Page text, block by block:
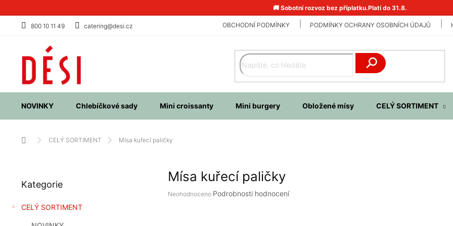
na
🚚 Sobotní rozvoz bez příplatku.Platí do 31.8.
800 10 11 49 catering@desi.cz OBCHODNÍ PODMÍNKY PODMÍNKY OCHRANY OSOBNÍCH ÚDAJŮ
NOVINKY Chlebíčkové sady Mini croissanty Mini burgery Obložené mísy CELÝ SORTIMENT
Domů CELÝ SORTIMENT Mísa kuřecí paličky
s
r
kategorie
Kategorie
CELÝ SORTIMENT
Mísa kuřecí paličky
Průměrné
Neohodnoceno Podrobnosti hodnocení